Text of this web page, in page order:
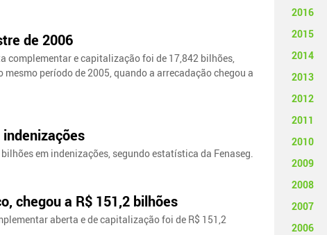
de 2006
complementar e capitalização foi de 17,842 bilhões,
período de 2005, quando a arrecadação chegou a
em indenizações, segundo estatística da Fenaseg.
chegou a R$ 151,2 bilhões
aberta e de capitalização foi de R$ 151,2
2016
2015
2014
2013
2012
2011
2010
2009
2008
2007
2006